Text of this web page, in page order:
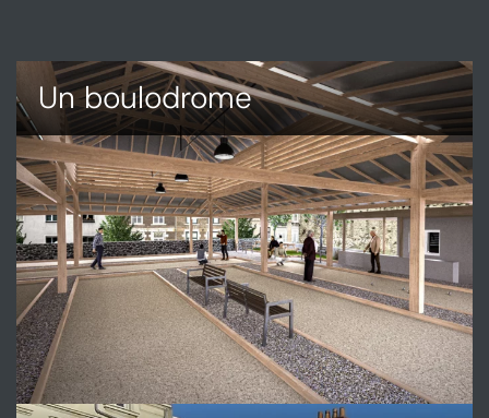
Un boulodrome
DÉCOUVRIR
UN
BOULODROME